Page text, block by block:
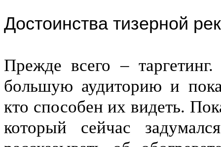
Достоинства тизерной
Прежде всего –
большую аудиторию и
кто способен их видеть.
который сейчас